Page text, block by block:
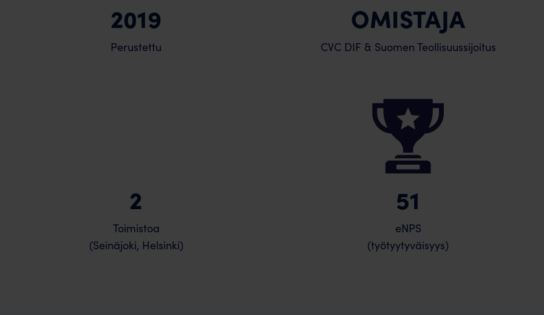
2019
Perustettu
OMISTAJA
CVC DIF & Suomen Teollisuussijoitus
2
Toimistoa
(Seinäjoki, Helsinki)
51
eNPS
(työtyytyväisyys)